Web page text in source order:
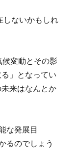
しないかもしれ
候変動とその影
」となってい
来はなんとか
な発展目
るのでしょう